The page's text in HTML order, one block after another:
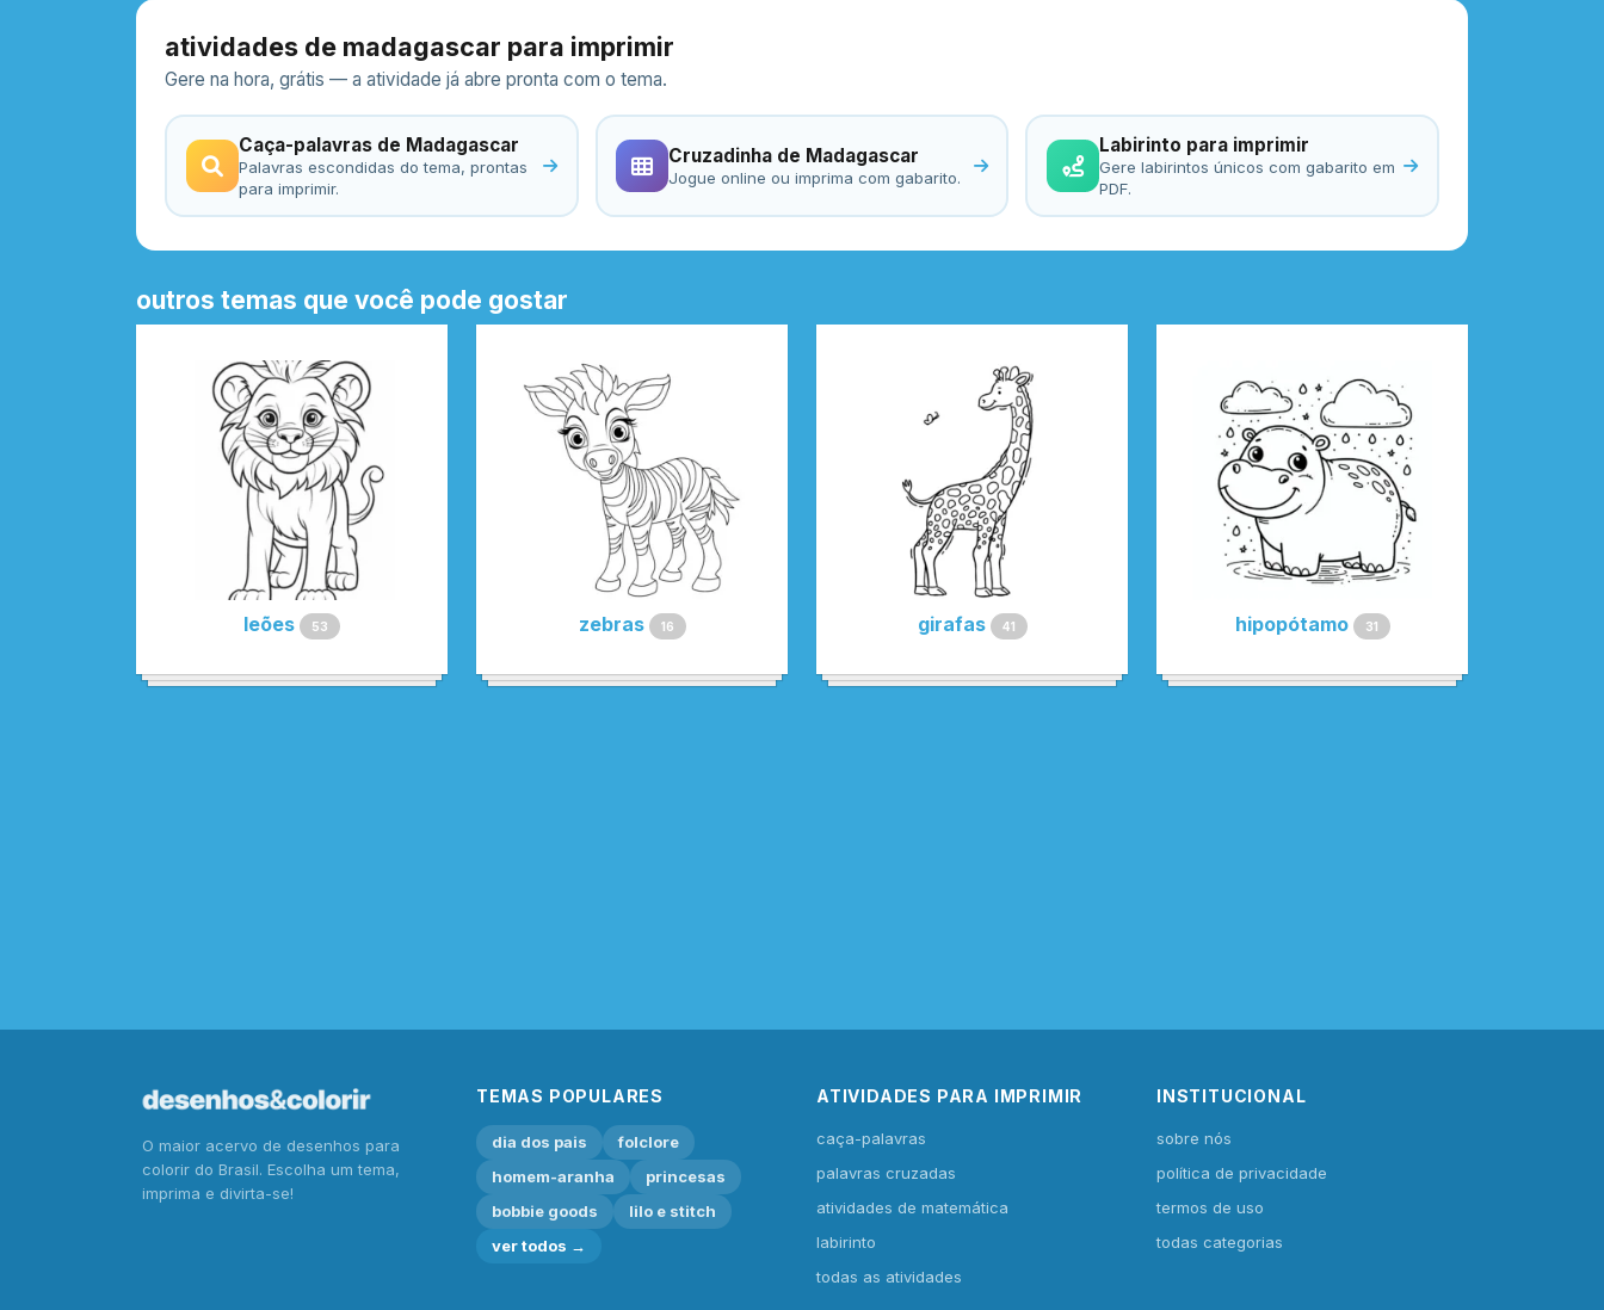
atividades de madagascar para imprimir
Gere na hora, grátis — a atividade já abre pronta com o tema.
Caça-palavras de Madagascar
Palavras escondidas do tema, prontas
para imprimir.
Cruzadinha de Madagascar
Jogue online ou imprima com gabarito.
Labirinto para imprimir
Gere labirintos únicos com gabarito em
PDF.
outros temas que você pode gostar
leões 53 zebras 16 girafas 41 hipopótamo 31
O maior acervo de desenhos para
colorir do Brasil. Escolha um tema,
imprima e divirta-se!
TEMAS POPULARES
dia dos pais
folclore
homem-aranha
princesas
bobbie goods
lilo e stitch
ver todos →
ATIVIDADES PARA IMPRIMIR
caça-palavras
palavras cruzadas
atividades de matemática
labirinto
todas as atividades
INSTITUCIONAL
sobre nós
política de privacidade
termos de uso
todas categorias